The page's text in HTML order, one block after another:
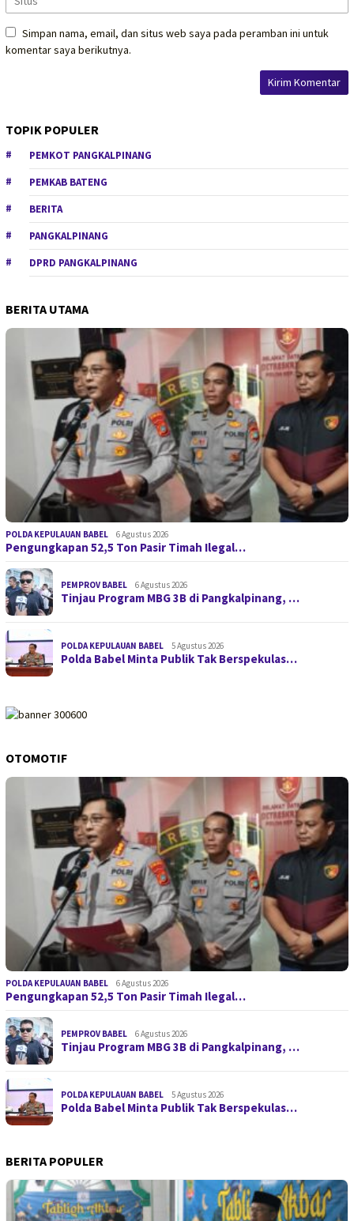
Simpan nama, email, dan situs web saya pada peramban ini untuk
komentar saya berikutnya.
TOPIK POPULER
PEMKOT PANGKALPINANG
PEMKAB BATENG
BERITA
PANGKALPINANG
DPRD PANGKALPINANG
BERITA UTAMA
POLDA KEPULAUAN BABEL 6 Agustus 2026
Pengungkapan 52,5 Ton Pasir Timah Ilegal…
PEMPROV BABEL 6 Agustus 2026
Tinjau Program MBG 3B di Pangkalpinang, …
POLDA KEPULAUAN BABEL 5 Agustus 2026
Polda Babel Minta Publik Tak Berspekulas…
OTOMOTIF
POLDA KEPULAUAN BABEL 6 Agustus 2026
Pengungkapan 52,5 Ton Pasir Timah Ilegal…
PEMPROV BABEL 6 Agustus 2026
Tinjau Program MBG 3B di Pangkalpinang, …
POLDA KEPULAUAN BABEL 5 Agustus 2026
Polda Babel Minta Publik Tak Berspekulas…
BERITA POPULER